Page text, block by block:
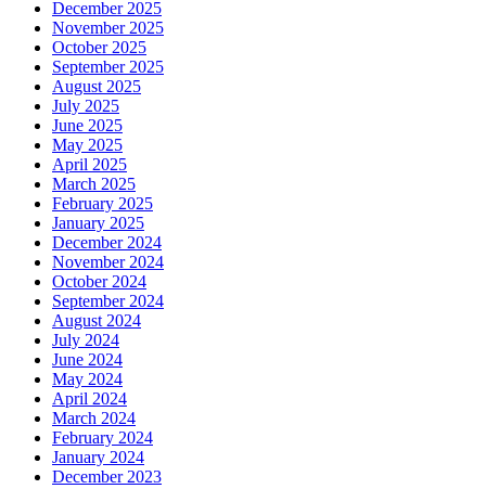
December 2025
November 2025
October 2025
September 2025
August 2025
July 2025
June 2025
May 2025
April 2025
March 2025
February 2025
January 2025
December 2024
November 2024
October 2024
September 2024
August 2024
July 2024
June 2024
May 2024
April 2024
March 2024
February 2024
January 2024
December 2023